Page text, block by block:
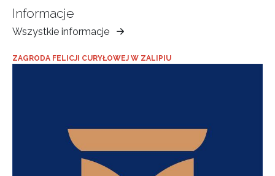
Informacje
Wszystkie informacje
Muzeum
Ziemi
Tarnowskiej
ZAGRODA FELICJI CURYŁOWEJ W ZALIPIU